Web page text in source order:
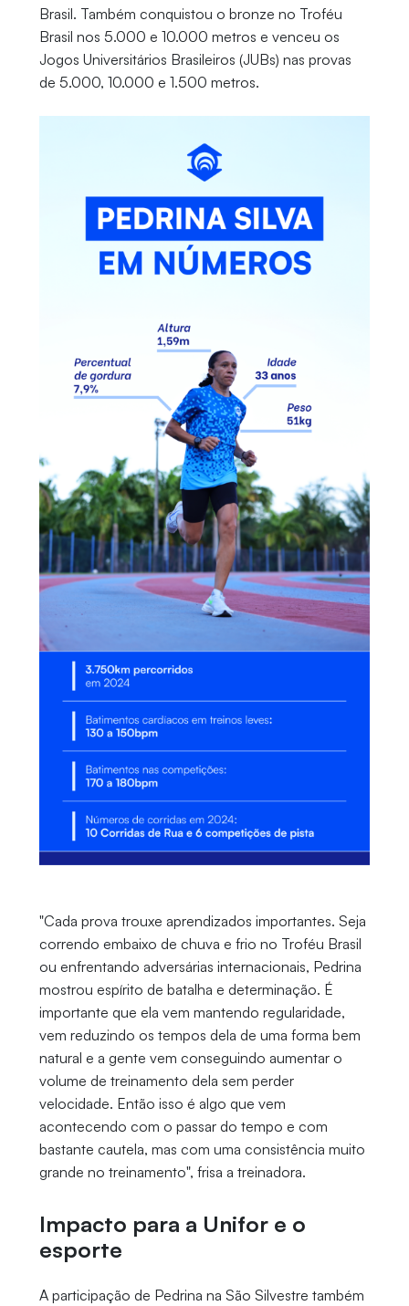
Brasil. Também conquistou o bronze no Troféu
Brasil nos 5.000 e 10.000 metros e venceu os
Jogos Universitários Brasileiros (JUBs) nas provas
de 5.000, 10.000 e 1.500 metros.
"Cada prova trouxe aprendizados importantes. Seja
correndo embaixo de chuva e frio no Troféu Brasil
ou enfrentando adversárias internacionais, Pedrina
mostrou espírito de batalha e determinação. É
importante que ela vem mantendo regularidade,
vem reduzindo os tempos dela de uma forma bem
natural e a gente vem conseguindo aumentar o
volume de treinamento dela sem perder
velocidade. Então isso é algo que vem
acontecendo com o passar do tempo e com
bastante cautela, mas com uma consistência muito
grande no treinamento", frisa a treinadora.
Impacto para a Unifor e o
esporte
A participação de Pedrina na São Silvestre também